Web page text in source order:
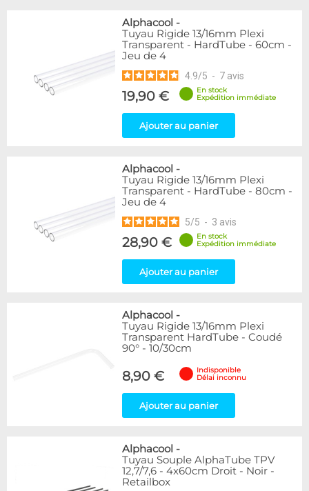
Alphacool -
Tuyau Rigide 13/16mm Plexi
Transparent - HardTube - 60cm -
Jeu de 4
4.9/5 - 7 avis
19,90 €
En stock
Expédition immédiate
Ajouter au panier
Alphacool -
Tuyau Rigide 13/16mm Plexi
Transparent - HardTube - 80cm -
Jeu de 4
5/5 - 3 avis
28,90 €
En stock
Expédition immédiate
Ajouter au panier
Alphacool -
Tuyau Rigide 13/16mm Plexi
Transparent HardTube - Coudé
90° - 10/30cm
8,90 €
Indisponible
Délai inconnu
Ajouter au panier
Alphacool -
Tuyau Souple AlphaTube TPV
12,7/7,6 - 4x60cm Droit - Noir -
Retailbox